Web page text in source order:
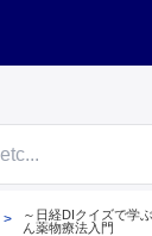
～日経DIクイズで学
ん薬物療法入門